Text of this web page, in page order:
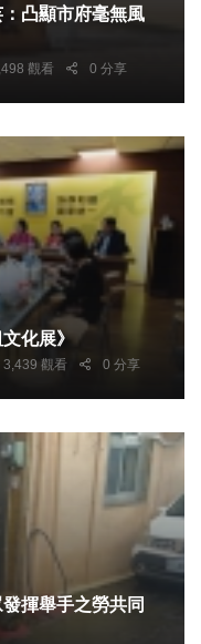
凸顯市府毫無風
觀看 0 分享
化展》
3,439 觀看 0 分享
揮舉手之勞共同